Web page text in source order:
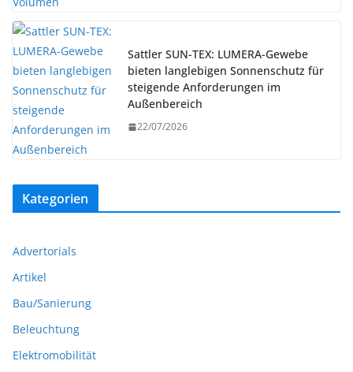
Sattler SUN-TEX: LUMERA-Gewebe
bieten langlebigen Sonnenschutz für
steigende Anforderungen im
Außenbereich
22/07/2026
Kategorien
Advertorials
Artikel
Bau/Sanierung
Beleuchtung
Elektromobilität